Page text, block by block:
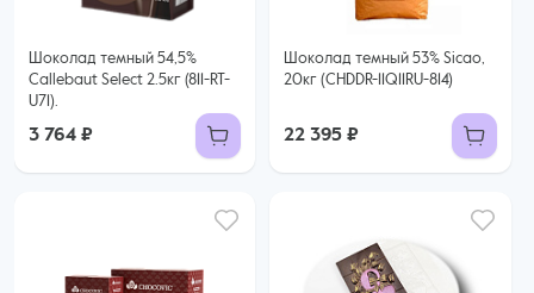
Шоколад темный 54,5%
Callebaut Select 2.5кг (811-RT-
U71).
3 764 ₽
Шоколад темный 53% Sicao,
20кг (CHDDR-11Q11RU-814)
22 395 ₽